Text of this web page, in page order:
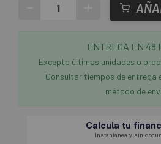
ENTREGA EN 48
Excepto últimas unidades o
Consultar tiempos de entrega
método de